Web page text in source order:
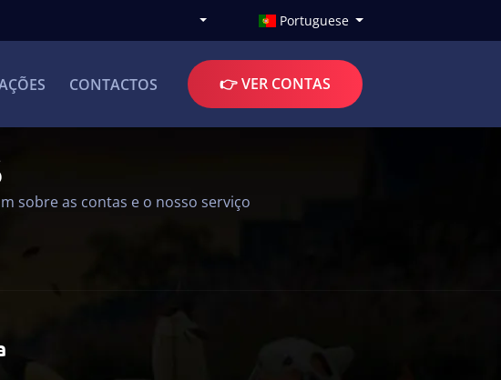
Portuguese
CONTACTOS 👉 VER CONTAS
sobre as contas e o nosso serviço